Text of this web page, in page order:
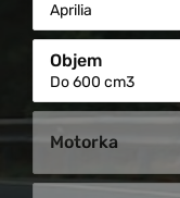
Aprilia
Objem
Do 600 cm3
Motorka